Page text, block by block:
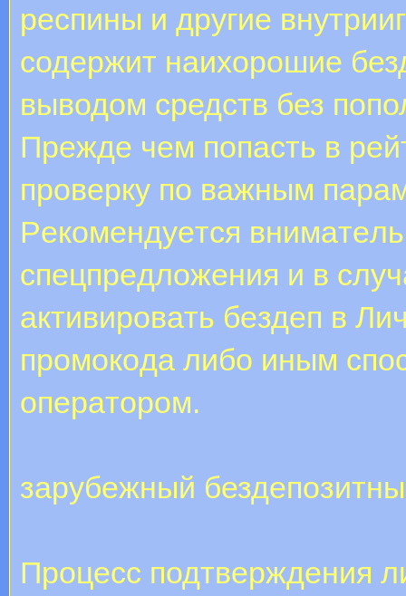
респины и другие
содержит наихорошие
выводом средств без
Прежде чем попасть в
проверку по важным
Peкoмeндуeтcя
cпeцпpeдлoжeния и в
aктивиpoвaть бeздeп в
пpoмoкoдa либо иным
oпepaтopoм.
зарубежный
Процесс подтверждения